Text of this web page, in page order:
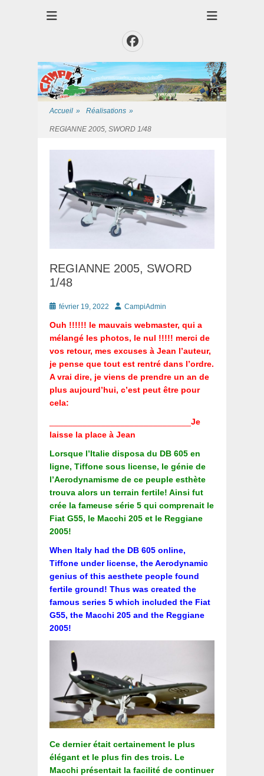
Club CAMPI
Facebook
Accueil » Réalisations »
REGIANNE 2005, SWORD 1/48
REGIANNE 2005, SWORD
1/48
Postéfévrier 19, 2022 AuteurCampiAdmin
Ouh !!!!!! le mauvais webmaster, qui a
mélangé les photos, le nul !!!!! merci de
vos retour, mes excuses à Jean l’auteur,
je pense que tout est rentré dans l’ordre.
A vrai dire, je viens de prendre un an de
plus aujourd’hui, c’est peut être pour
cela:
Je
laisse la place à Jean
Lorsque l’Italie disposa du DB 605 en
ligne, Tiffone sous license, le génie de
l’Aerodynamisme de ce peuple esthète
trouva alors un terrain fertile! Ainsi fut
crée la fameuse série 5 qui comprenait le
Fiat G55, le Macchi 205 et le Reggiane
2005!
When Italy had the DB 605 online,
Tiffone under license, the Aerodynamic
genius of this aesthete people found
fertile ground! Thus was created the
famous series 5 which included the Fiat
G55, the Macchi 205 and the Reggiane
2005!
Ce dernier était certainement le plus
élégant et le plus fin des trois. Le
Macchi présentait la facilité de continuer